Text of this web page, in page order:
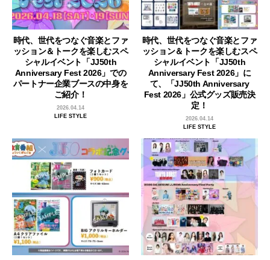
時代、世代をつなぐ音楽とファ
ッション＆トークを楽しむスペ
シャルイベント「JJ50th
Anniversary Fest 2026」での
パートナー企業ブースの中身を
ご紹介！
2026.04.14
LIFE STYLE
時代、世代をつなぐ音楽とファ
ッション＆トークを楽しむスペ
シャルイベント「JJ50th
Anniversary Fest 2026」に
て、「JJ50th Anniversary
Fest 2026」公式グッズ販売決
定！
2026.04.14
LIFE STYLE